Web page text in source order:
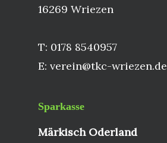
16269 Wriezen
T: 0178 8540957
E: verein@tkc-wriezen.de
Sparkasse
Märkisch Oderland